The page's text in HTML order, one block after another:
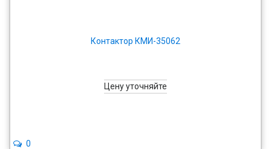
Контактор КМИ-35062
Цену уточняйте
0